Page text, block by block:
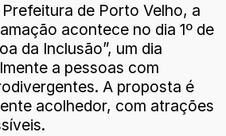
de Porto Velho, a
acontece no dia 1º de
da Inclusão”, um dia
a pessoas com
A proposta é
acolhedor, com atrações